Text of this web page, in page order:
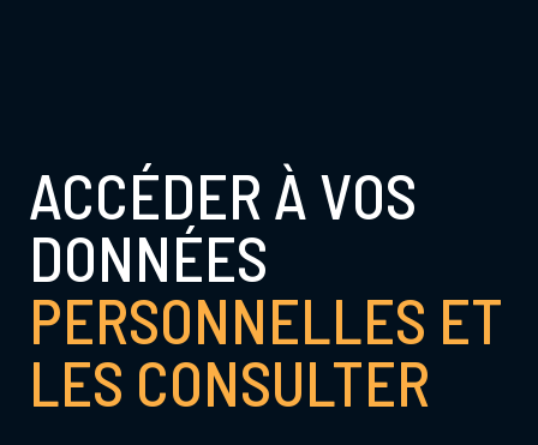
ACCÉDER À VOS
DONNÉES
PERSONNELLES ET
LES CONSULTER